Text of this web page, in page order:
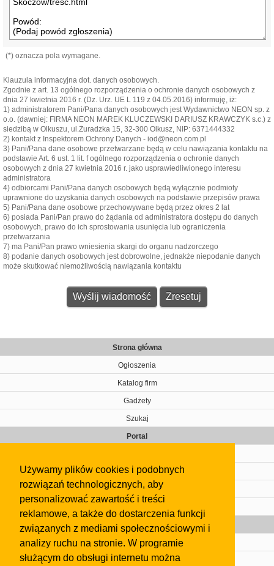
Używamy plików cookies i podobnych
rozwiązań technologicznych, aby
personalizować zawartość i treści
reklamowe, a także do dostarczenia funkcji
związanych z mediami społecznościowymi i
analizy ruchu na stronie. W programie
służącym do obsługi internetu można
(*) oznacza pola wymagane.
Klauzula informacyjna dot. danych osobowych.
Zgodnie z art. 13 ogólnego rozporządzenia o ochronie danych osobowych z
dnia 27 kwietnia 2016 r. (Dz. Urz. UE L 119 z 04.05.2016) informuję, iż:
1) administratorem Pani/Pana danych osobowych jest Wydawnictwo NEON sp. z
o.o. (dawniej: FIRMA NEON MAREK KLUCZEWSKI DARIUSZ KRAWCZYK s.c.) z
siedzibą w Olkuszu, ul.Żuradzka 15, 32-300 Olkusz, NIP: 6371444332
2) kontakt z Inspektorem Ochrony Danych - iod@neon.com.pl
3) Pani/Pana dane osobowe przetwarzane będą w celu nawiązania kontaktu na
podstawie Art. 6 ust. 1 lit. f ogólnego rozporządzenia o ochronie danych
osobowych z dnia 27 kwietnia 2016 r. jako usprawiedliwionego interesu
administratora
4) odbiorcami Pani/Pana danych osobowych będą wyłącznie podmioty
uprawnione do uzyskania danych osobowych na podstawie przepisów prawa
5) Pani/Pana dane osobowe przechowywane będą przez okres 2 lat
6) posiada Pani/Pan prawo do żądania od administratora dostępu do danych
osobowych, prawo do ich sprostowania usunięcia lub ograniczenia
przetwarzania
7) ma Pani/Pan prawo wniesienia skargi do organu nadzorczego
8) podanie danych osobowych jest dobrowolne, jednakże niepodanie danych
może skutkować niemożliwością nawiązania kontaktu
Strona główna
Ogłoszenia
Katalog firm
Gadżety
Szukaj
Portal
Kontakt
Regulamin
Gazeta
Olkusz
Kontakt